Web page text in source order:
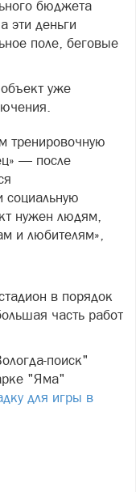
бюджета
эти деньги
поле, беговые
уже
тренировочную
— после
социальную
нужен людям,
и любителям»,
в порядок
часть работ
поиск"
"Яма"
для игры в